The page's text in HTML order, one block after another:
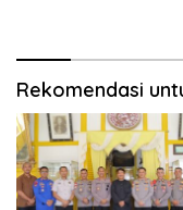
Rekomendasi